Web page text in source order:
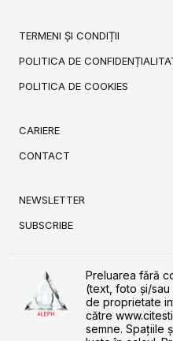
TERMENI ȘI CONDIȚII
POLITICA DE
POLITICA DE COOKIES
CARIERE
CONTACT
NEWSLETTER
SUBSCRIBE
Preluarea fără
(text, foto și/
de proprietate
către
semne. Spaţiile